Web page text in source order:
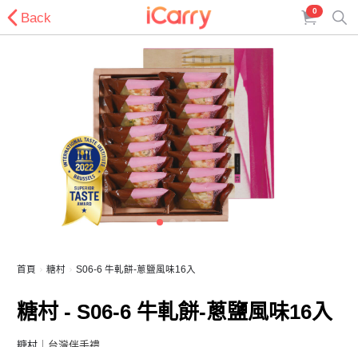
Back 0
首頁 糖村 S06-6 牛軋餅-蔥鹽風味16入
糖村 - S06-6 牛軋餅-蔥鹽風味16入